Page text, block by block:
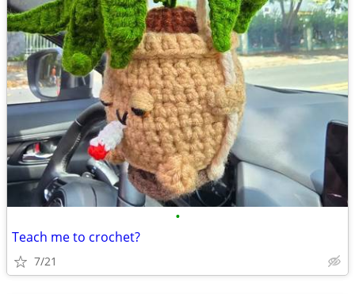
•
Teach me to crochet?
7/21